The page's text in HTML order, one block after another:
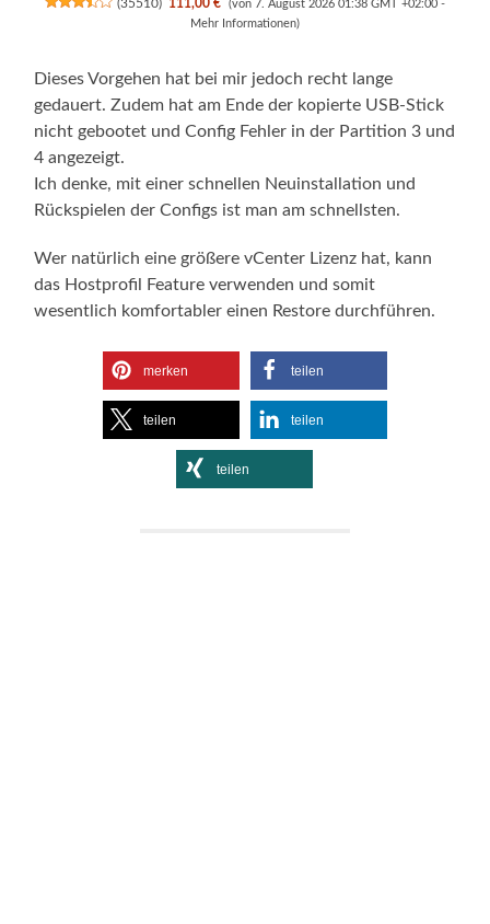
(35510) 111,00 €
(von 7. August 2026 01:38 GMT +02:00 -
Mehr Informationen)
Dieses Vorgehen hat bei mir jedoch recht lange
gedauert. Zudem hat am Ende der kopierte USB-Stick
nicht gebootet und Config Fehler in der Partition 3 und
4 angezeigt.
Ich denke, mit einer schnellen Neuinstallation und
Rückspielen der Configs ist man am schnellsten.
Wer natürlich eine größere vCenter Lizenz hat, kann
das Hostprofil Feature verwenden und somit
wesentlich komfortabler einen Restore durchführen.
merken teilen
teilen teilen
teilen